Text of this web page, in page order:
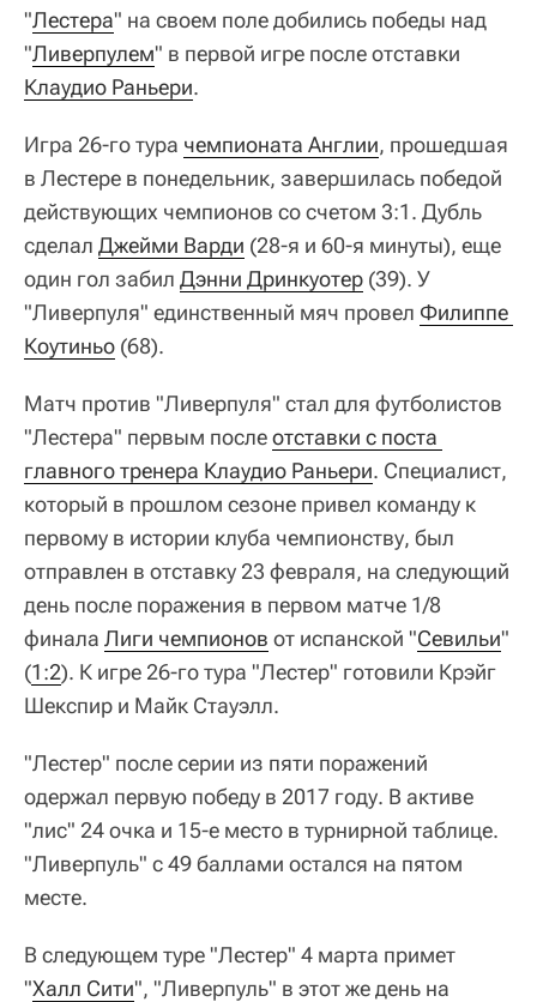
"Лестера" на своем поле добились победы над
"Ливерпулем" в первой игре после отставки
Клаудио Раньери.
Игра 26-го тура чемпионата Англии, прошедшая
в Лестере в понедельник, завершилась победой
действующих чемпионов со счетом 3:1. Дубль
сделал Джейми Варди (28-я и 60-я минуты), еще
один гол забил Дэнни Дринкуотер (39). У
"Ливерпуля" единственный мяч провел Филиппе
Коутиньо (68).
Матч против "Ливерпуля" стал для футболистов
"Лестера" первым послеотставки с поста
главного тренера Клаудио Раньери. Специалист,
который в прошлом сезоне привел команду к
первому в истории клуба чемпионству, был
отправлен в отставку 23 февраля, на следующий
день после поражения в первом матче 1/8
финала Лиги чемпионов от испанской "Севильи"
(1:2). К игре 26-го тура "Лестер" готовили Крэйг
Шекспир и Майк Стауэлл.
"Лестер" после серии из пяти поражений
одержал первую победу в 2017 году. В активе
"лис" 24 очка и 15-е место в турнирной таблице.
"Ливерпуль" с 49 баллами остался на пятом
месте.
В следующем туре "Лестер" 4 марта примет
"Халл Сити", "Ливерпуль" в этот же день на